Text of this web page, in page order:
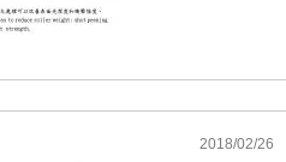
2018/02/26